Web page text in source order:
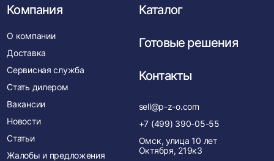
Компания
О компании
Доставка
Сервисная служба
Стать дилером
Вакансии
Новости
Статьи
Жалобы и предложения
Каталог
Готовые решения
Контакты
sell@p-z-o.com
+7 (499) 390-05-55
Омск, улица 10 лет
Октября, 219к3